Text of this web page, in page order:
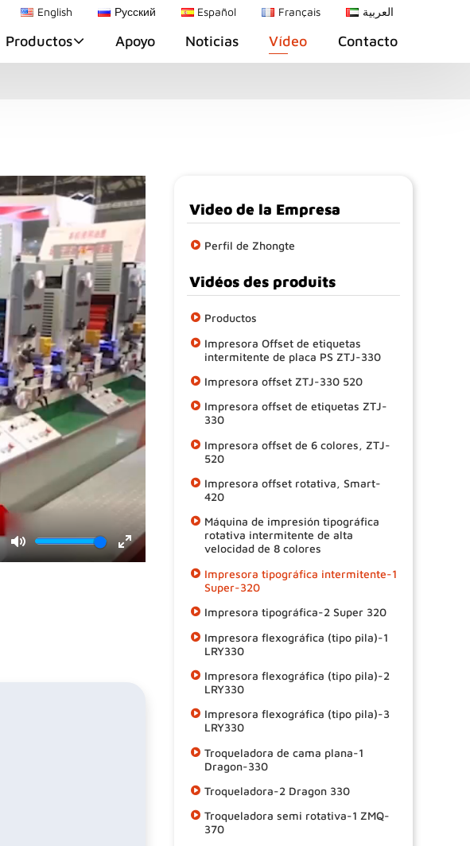
English Русский Español Français العربية
Productos Apoyo Noticias Vídeo Contacto
Mute
Enter
Video de la Empresa
Perfil de Zhongte
Vidéos des produits
Productos
Impresora Offset de etiquetas
intermitente de placa PS ZTJ-330
Impresora offset ZTJ-330 520
Impresora offset de etiquetas ZTJ-
330
Impresora offset de 6 colores, ZTJ-
520
Impresora offset rotativa, Smart-
420
Máquina de impresión tipográfica
rotativa intermitente de alta
velocidad de 8 colores
Impresora tipográfica intermitente-1
Super-320
Impresora tipográfica-2 Super 320
Impresora flexográfica (tipo pila)-1
LRY330
Impresora flexográfica (tipo pila)-2
LRY330
Impresora flexográfica (tipo pila)-3
LRY330
Troqueladora de cama plana-1
Dragon-330
Troqueladora-2 Dragon 330
Troqueladora semi rotativa-1 ZMQ-
370